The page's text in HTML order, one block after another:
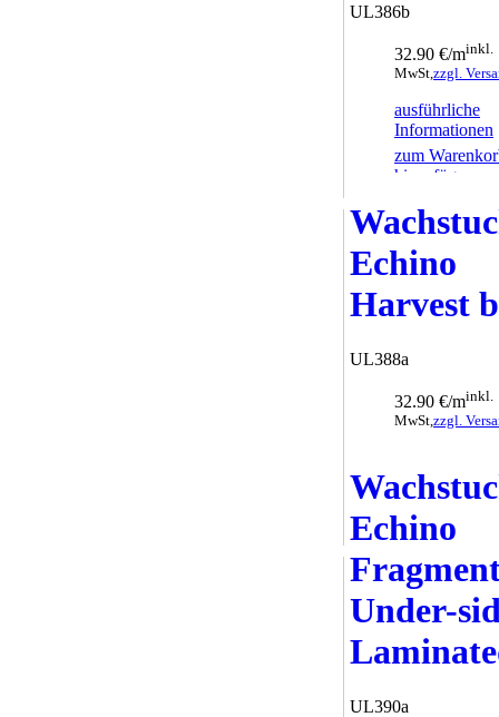
UL386b
32.90 €/minkl.
MwSt, zzgl.
ausführliche
Informationen
zum
hinzufügen
Echino
Harvest
UL388a
32.90 €/minkl.
MwSt, zzgl.
Informationen
zum
hinzufügen
Echino
Under-
UL390a